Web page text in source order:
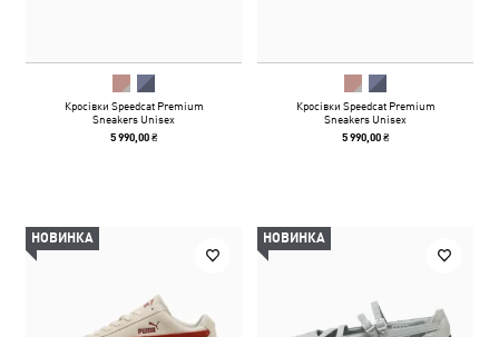
Кросівки Speedcat Premium
Sneakers Unisex
5 990,00 ₴
Кросівки Speedcat Premium
Sneakers Unisex
5 990,00 ₴
НОВИНКА НОВИНКА